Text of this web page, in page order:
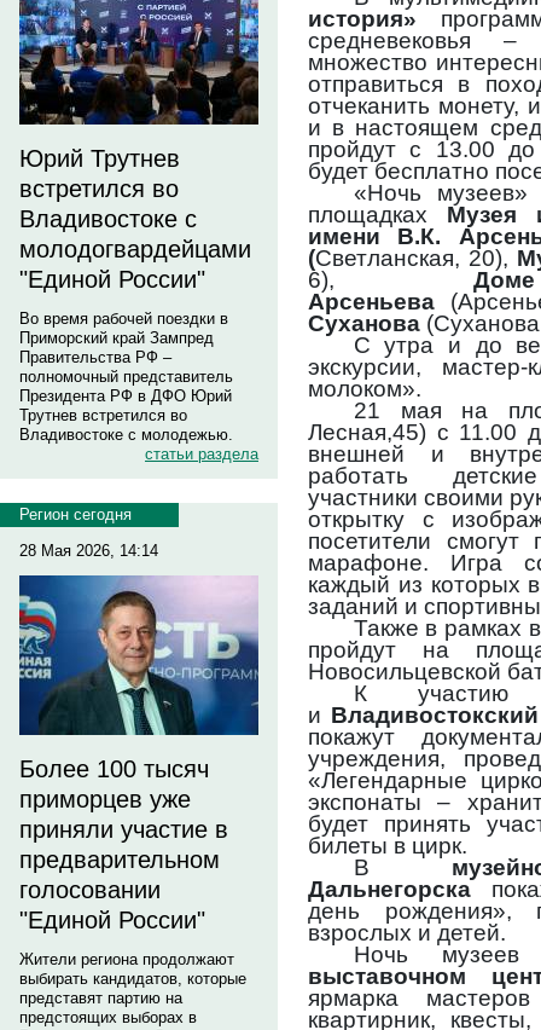
Юрий Трутнев
встретился во
Владивостоке с
молодогвардейцами
"Единой России"
Во время рабочей поездки в
Приморский край Зампред
Правительства РФ –
полномочный представитель
Президента РФ в ДФО Юрий
Трутнев встретился во
Владивостоке с молодежью.
статьи раздела
Регион сегодня
28 Мая 2026, 14:14
Более 100 тысяч
приморцев уже
приняли участие в
предварительном
голосовании
"Единой России"
Жители региона продолжают
выбирать кандидатов, которые
представят партию на
предстоящих выборах в
история»
средневековья –
множество
отправиться в
отчеканить монету,
и в настоящем
пройдут с 13.00
будет бесплатно
«Ночь
площадках Музея
имени В.К.
(Светланская, 20),
6),
Арсеньева
Суханова
С утра и до
экскурсии,
молоком».
21 мая на
Лесная,45) с 11.00
внешней и
работать
участники своими
открытку с
посетители
марафоне. Игра
каждый из которых
заданий и
Также в рамках
пройдут на
Новосильцевской
К участию
и
покажут
учреждения,
«Легендарные
экспонаты –
будет принять
билеты в цирк.
В
Дальнегорска
день рождения»,
взрослых и детей.
Ночь
выставочном
ярмарка
квартирник,